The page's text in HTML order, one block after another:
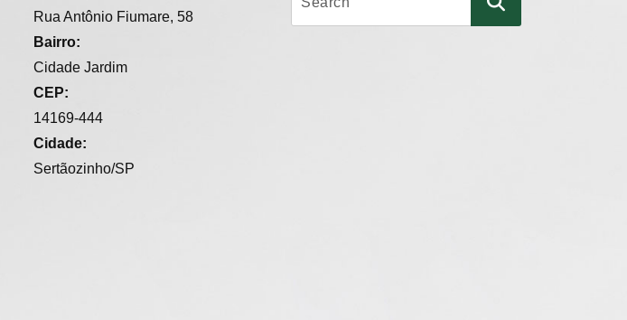
Rua Antônio Fiumare, 58
Bairro:
Cidade Jardim
CEP:
14169-444
Cidade:
Sertãozinho/SP